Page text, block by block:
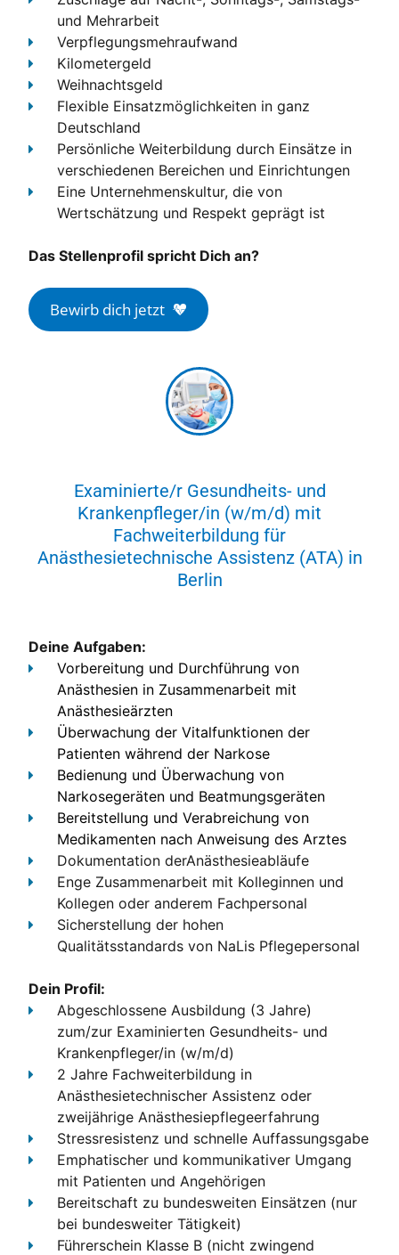
und Mehrarbeit
Verpflegungsmehraufwand
Kilometergeld
Weihnachtsgeld
Flexible Einsatzmöglichkeiten in ganz
Deutschland
Persönliche Weiterbildung durch Einsätze in
verschiedenen Bereichen und Einrichtungen
Eine Unternehmenskultur, die von
Wertschätzung und Respekt geprägt ist
Das Stellenprofil spricht Dich an?
Bewirb dich jetzt
Examinierte/r Gesundheits- und
Krankenpfleger/in (w/m/d) mit
Fachweiterbildung für
Anästhesietechnische Assistenz (ATA) in
Berlin
Deine Aufgaben:
Vorbereitung und Durchführung von
Anästhesien in Zusammenarbeit mit
Anästhesieärzten
Überwachung der Vitalfunktionen der
Patienten während der Narkose
Bedienung und Überwachung von
Narkosegeräten und Beatmungsgeräten
Bereitstellung und Verabreichung von
Medikamenten nach Anweisung des Arztes
Dokumentation derAnästhesieabläufe
Enge Zusammenarbeit mit Kolleginnen und
Kollegen oder anderem Fachpersonal
Sicherstellung der hohen
Qualitätsstandards von NaLis Pflegepersonal
Dein Profil:
Abgeschlossene Ausbildung (3 Jahre)
zum/zur Examinierten Gesundheits- und
Krankenpfleger/in (w/m/d)
2 Jahre Fachweiterbildung in
Anästhesietechnischer Assistenz oder
zweijährige Anästhesiepflegeerfahrung
Stressresistenz und schnelle Auffassungsgabe
Emphatischer und kommunikativer Umgang
mit Patienten und Angehörigen
Bereitschaft zu bundesweiten Einsätzen (nur
bei bundesweiter Tätigkeit)
Führerschein Klasse B (nicht zwingend